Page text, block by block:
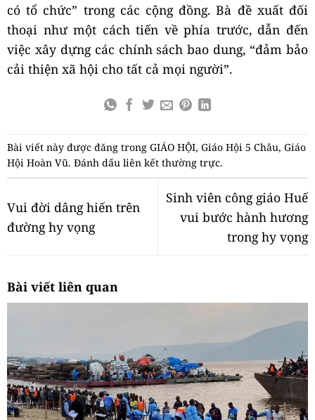
có tổ chức” trong các cộng đồng. Bà đề xuất đối
thoại như một cách tiến về phía trước, dẫn đến
việc xây dựng các chính sách bao dung, “đảm bảo
cải thiện xã hội cho tất cả mọi người”.
Bài viết này được đăng trong GIÁO HỘI, Giáo Hội 5 Châu, Giáo
Hội Hoàn Vũ. Đánh dấu liên kết thường trực.
Vui đời dâng hiến trên
đường hy vọng
Sinh viên công giáo Huế
vui bước hành hương
trong hy vọng
Bài viết liên quan